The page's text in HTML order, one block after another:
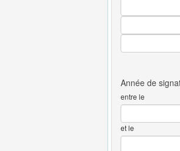
entre le
et le